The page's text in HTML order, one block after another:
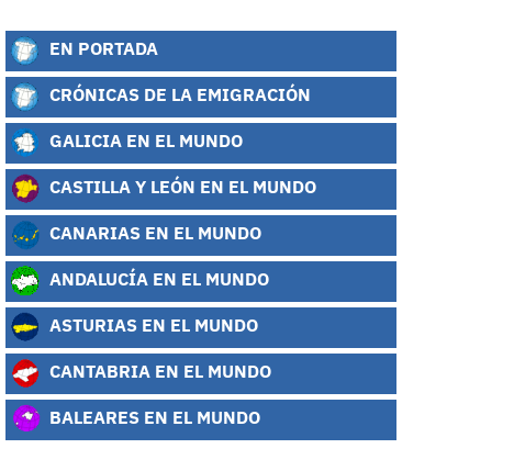
EN PORTADA
CRÓNICAS DE LA EMIGRACIÓN
GALICIA EN EL MUNDO
CASTILLA Y LEÓN EN EL MUNDO
CANARIAS EN EL MUNDO
ANDALUCÍA EN EL MUNDO
ASTURIAS EN EL MUNDO
CANTABRIA EN EL MUNDO
BALEARES EN EL MUNDO